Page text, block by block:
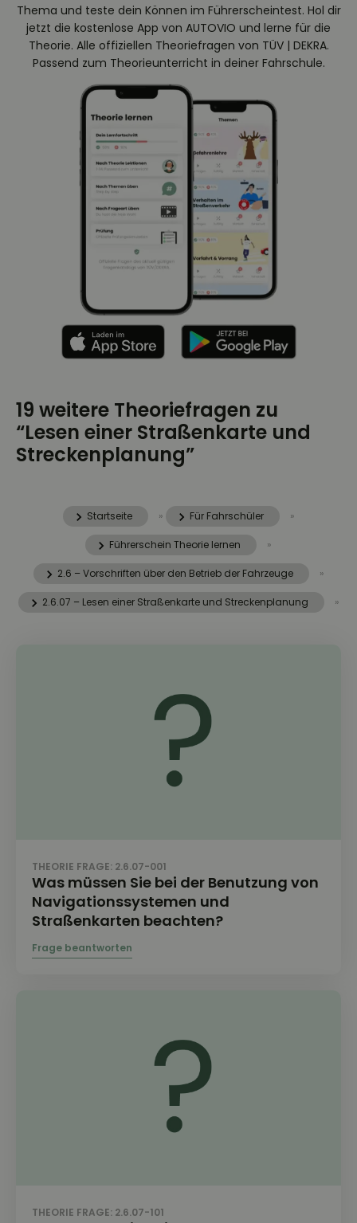
Thema und teste dein Können im Führerscheintest. Hol dir
jetzt die kostenlose App von AUTOVIO und lerne für die
Theorie. Alle offiziellen Theoriefragen von TÜV | DEKRA.
Passend zum Theorieunterricht in deiner Fahrschule.
19 weitere Theoriefragen zu
“Lesen einer Straßenkarte und
Streckenplanung”
Startseite » Für Fahrschüler »
Führerschein Theorie lernen »
2.6 – Vorschriften über den Betrieb der Fahrzeuge »
2.6.07 – Lesen einer Straßenkarte und Streckenplanung »
THEORIE FRAGE: 2.6.07-001
Was müssen Sie bei der Benutzung von
Navigationssystemen und
Straßenkarten beachten?
THEORIE FRAGE: 2.6.07-101